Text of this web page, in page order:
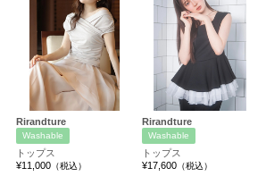
Rirandture
Washable
トップス
¥11,000（税込）
Rirandture
Washable
トップス
¥17,600（税込）